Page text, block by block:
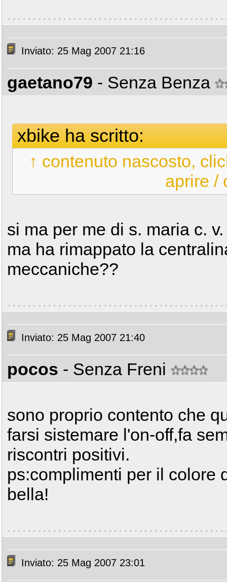
Inviato: 25 Mag 2007 21:16
gaetano79 - Senza Benza
xbike ha scritto:
↑ contenuto nascosto,
aprire /
si ma per me di s. maria c.
ma ha rimappato la
meccaniche??
Inviato: 25 Mag 2007 21:40
pocos - Senza Freni
sono proprio contento che
farsi sistemare l'on-off,fa
riscontri positivi.
ps:complimenti per il colore
bella!
Inviato: 25 Mag 2007 23:01